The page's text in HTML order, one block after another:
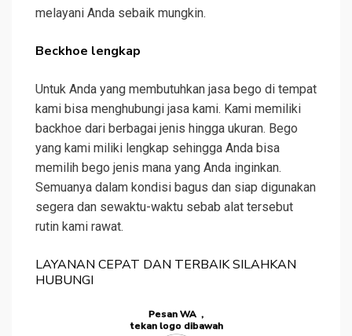
melayani Anda sebaik mungkin.
Beckhoe lengkap
Untuk Anda yang membutuhkan jasa bego di tempat
kami bisa menghubungi jasa kami. Kami memiliki
backhoe dari berbagai jenis hingga ukuran. Bego
yang kami miliki lengkap sehingga Anda bisa
memilih bego jenis mana yang Anda inginkan.
Semuanya dalam kondisi bagus dan siap digunakan
segera dan sewaktu-waktu sebab alat tersebut
rutin kami rawat.
LAYANAN CEPAT DAN TERBAIK SILAHKAN
HUBUNGI
Pesan WA ,
tekan logo dibawah